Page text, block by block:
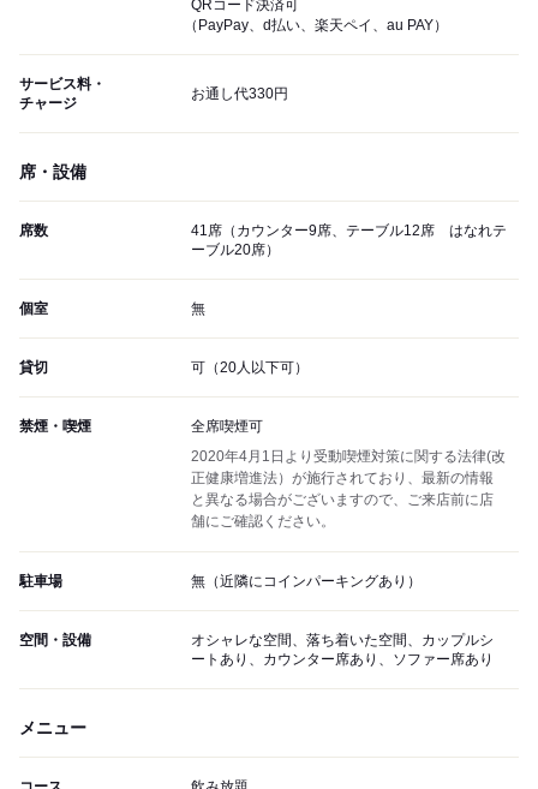
QRコード決済可
（PayPay、d払い、楽天ペイ、au PAY）
サービス料・
チャージ
お通し代330円
席・設備
席数
41席（カウンター9席、テーブル12席 はなれテ
ーブル20席）
個室 無
貸切 可（20人以下可）
禁煙・喫煙
全席喫煙可
2020年4月1日より受動喫煙対策に関する法律(改
正健康増進法）が施行されており、最新の情報
と異なる場合がございますので、ご来店前に店
舗にご確認ください。
駐車場 無（近隣にコインパーキングあり）
空間・設備
オシャレな空間、落ち着いた空間、カップルシ
ートあり、カウンター席あり、ソファー席あり
メニュー